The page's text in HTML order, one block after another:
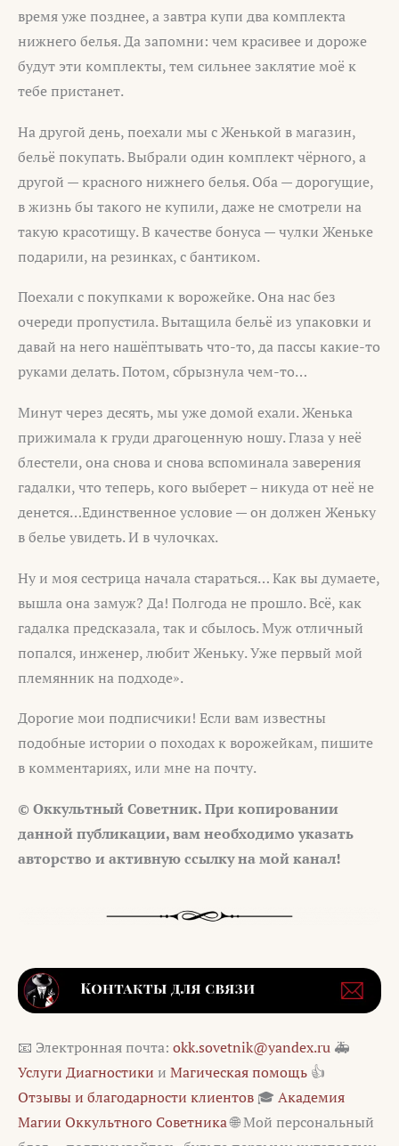
время уже позднее, а завтра купи два комплекта
нижнего белья. Да запомни: чем красивее и дороже
будут эти комплекты, тем сильнее заклятие моё к
тебе пристанет.
На другой день, поехали мы с Женькой в магазин,
бельё покупать. Выбрали один комплект чёрного, а
другой — красного нижнего белья. Оба — дорогущие,
в жизнь бы такого не купили, даже не смотрели на
такую красотищу. В качестве бонуса — чулки Женьке
подарили, на резинках, с бантиком.
Поехали с покупками к ворожейке. Она нас без
очереди пропустила. Вытащила бельё из упаковки и
давай на него нашёптывать что-то, да пассы какие-то
руками делать. Потом, сбрызнула чем-то…
Минут через десять, мы уже домой ехали. Женька
прижимала к груди драгоценную ношу. Глаза у неё
блестели, она снова и снова вспоминала заверения
гадалки, что теперь, кого выберет – никуда от неё не
денется…Единственное условие — он должен Женьку
в белье увидеть. И в чулочках.
Ну и моя сестрица начала стараться… Как вы думаете,
вышла она замуж? Да! Полгода не прошло. Всё, как
гадалка предсказала, так и сбылось. Муж отличный
попался, инженер, любит Женьку. Уже первый мой
племянник на подходе».
Дорогие мои подписчики! Если вам известны
подобные истории о походах к ворожейкам, пишите
в комментариях, или мне на почту.
© Оккультный Советник. При копировании
данной публикации, вам необходимо указать
авторство и активную ссылку на мой канал!
📧 Электронная почта: okk.sovetnik@yandex.ru 🚑
Услуги Диагностики и Магическая помощь 👍
Отзывы и благодарности клиентов 🎓 Академия
Магии Оккультного Советника🌐 Мой персональный